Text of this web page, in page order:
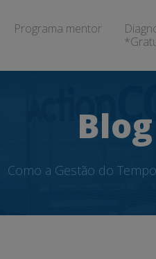
Programa mentor
Blog
Como a Gestão do